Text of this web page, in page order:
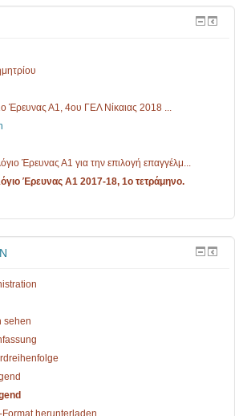
Έρευνας Α1, 4ου ΓΕΛ Νίκαιας 2018 ...
Έρευνας Α1 για την επιλογή επαγγέλμ...
Έρευνας Α1 2017-18, 1ο τετράμηνο.
sehen